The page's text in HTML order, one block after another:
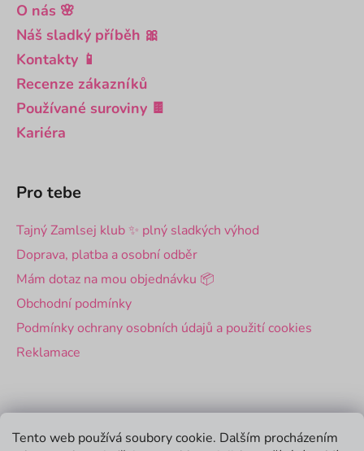
Tento web používá soubory cookie. Dalším procházením
O nás 🌸
Náš sladký příběh 🎀
Kontakty 📱
Recenze zákazníků
Používané suroviny 🍫
Kariéra
Pro tebe
Tajný Zamlsej klub ✨ plný sladkých výhod
Doprava, platba a osobní odběr
Mám dotaz na mou objednávku 📦
Obchodní podmínky
Podmínky ochrany osobních údajů a použití cookies
Reklamace